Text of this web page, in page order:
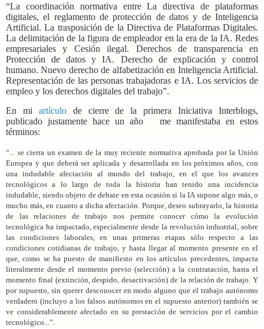
“La coordinación normativa entre La directiva de plataformas
digitales, el reglamento de protección de datos y de Inteligencia
Artificial. La trasposición de la Directiva de Plataformas Digitales.
La delimitación de la figura de empleador en la era de la IA. Redes
empresariales y Cesión ilegal. Derechos de transparencia en
Protección de datos y IA. Derecho de explicación y control
humano. Nuevo derecho de alfabetización en Inteligencia Artificial.
Representación de las personas trabajadoras e IA. Los servicios de
empleo y los derechos digitales del trabajo”.
En mi artículo de cierre de la primera Iniciativa Interblogs,
publicado justamente hace un año
me manifestaba en estos
términos:
“... se cierra un examen de la muy reciente normativa aprobada por la Unión
Europea y que deberá ser aplicada y desarrollada en los próximos años, con
una indudable afectación al mundo del trabajo, en el que los avances
tecnológicos a lo largo de toda la historia han tenido una incidencia
indudable, siendo objeto de debate en esta ocasión si la IA supone algo más, o
mucho más, en cuanto a dicha afectación. Porque, deseo subrayarlo, la historia
de las relaciones de trabajo nos permite conocer cómo la evolución
tecnológica ha impactado, especialmente desde la revolución industrial, sobre
las condiciones laborales, en unas primeras etapas sólo respecto a las
condiciones cotidianas de trabajo, y hasta llegar al momento presente en el
que, como se ha puesto de manifiesto en los artículos precedentes, impacta
literalmente desde el momento previo (selección) a la contratación, hasta el
momento final (extinción, despido, desactivación) de la relación de trabajo. Y
por supuesto, sin querer desconocer en modo alguno que el trabajo autónomo
verdadero (incluyo a los falsos autónomos en el supuesto anterior) también se
ve considerablemente afectado en su prestación de servicios por el cambio
tecnológico...”.